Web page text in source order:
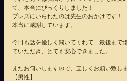
て、本当にびっくりしました！
ブレズにいられたのは先生のおかけです！
本当に感謝しています。
今日も話を優しく聞いてくれて、最後まで
ていただき、とても安心できました。
またお伺いしますので、宜しくお願い致し
【男性】